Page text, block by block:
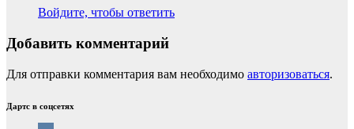
Войдите, чтобы ответить
Добавить комментарий
Для отправки комментария вам необходимо авторизоваться.
Дартс в соцсетях